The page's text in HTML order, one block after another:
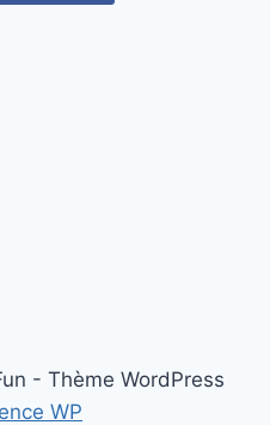
- Thème WordPress
WP